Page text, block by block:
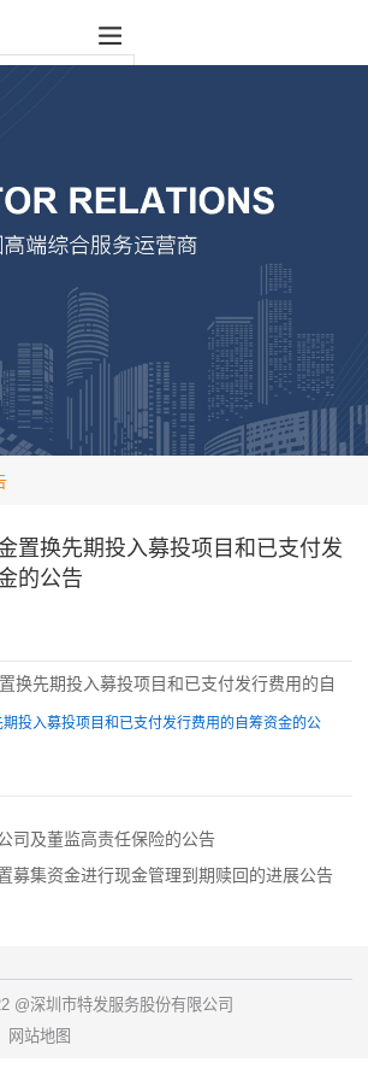
置换先期投入募投项目和已支付发
的公告
投入募投项目和已支付发行费用的自筹资金的公
司及董监高责任保险的公告
募集资金进行现金管理到期赎回的进展公告
@深圳市特发服务股份有限公司
网站地图